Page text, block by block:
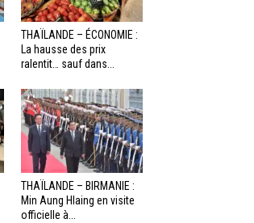
THAÏLANDE – ÉCONOMIE :
La hausse des prix
ralentit… sauf dans...
THAÏLANDE – BIRMANIE :
Min Aung Hlaing en visite
officielle à...